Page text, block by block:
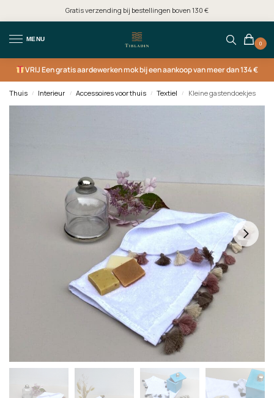
Gratis verzending bij bestellingen boven 130 €
MENU
0
VRIJEen gratis aardewerken mok bij een aankoop van meer dan 134 €
Thuis / Interieur / Accessoires voor thuis / Textiel / Kleine gastendoekjes